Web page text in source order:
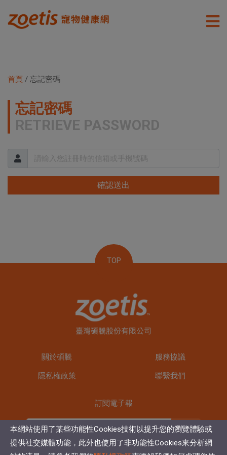
首頁 / 忘記密碼
忘記密碼
RETRIEVE PASSWORD
確認送出
TOP
關於碩騰 服務協議
隱私權政策 聯繫我們
訂閱電子報
訂閱
本網站使用了某些功能性Cookies技術以提升您的瀏覽體驗或
提供社交媒體功能，此外也使用了非功能性Cookies來分析網